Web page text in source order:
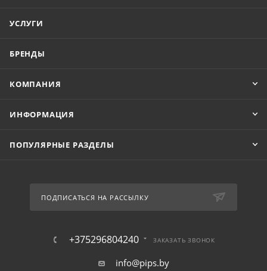
УСЛУГИ
БРЕНДЫ
КОМПАНИЯ
ИНФОРМАЦИЯ
ПОПУЛЯРНЫЕ РАЗДЕЛЫ
ПОДПИСАТЬСЯ НА РАССЫЛКУ
+375296804240 ЗАКАЗАТЬ ЗВОНОК
info@pips.by